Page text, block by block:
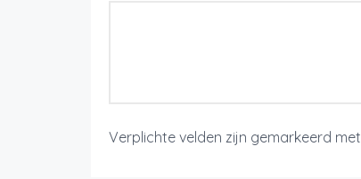
Verplichte velden zijn gemarkeerd met